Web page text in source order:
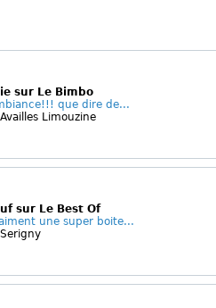
sur Le Bimbo
que dire de...
Limouzine
sur Le Best Of
une super boite...